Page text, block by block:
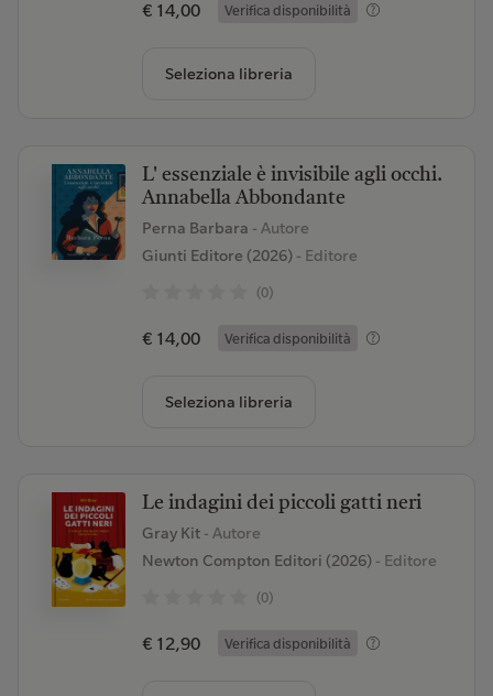
€ 14,00 Verifica disponibilità
Seleziona libreria
L' essenziale è invisibile agli occhi.
Annabella Abbondante
Perna Barbara - Autore
Giunti Editore (2026)- Editore
(0)
€ 14,00 Verifica disponibilità
Seleziona libreria
Le indagini dei piccoli gatti neri
Gray Kit - Autore
Newton Compton Editori (2026)- Editore
(0)
€ 12,90 Verifica disponibilità